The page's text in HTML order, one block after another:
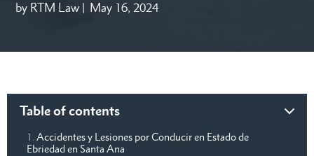
by RTM Law | May 16, 2024
Table of contents
Accidentes y Lesiones por Conducir en Estado de
Ebriedad en Santa Ana